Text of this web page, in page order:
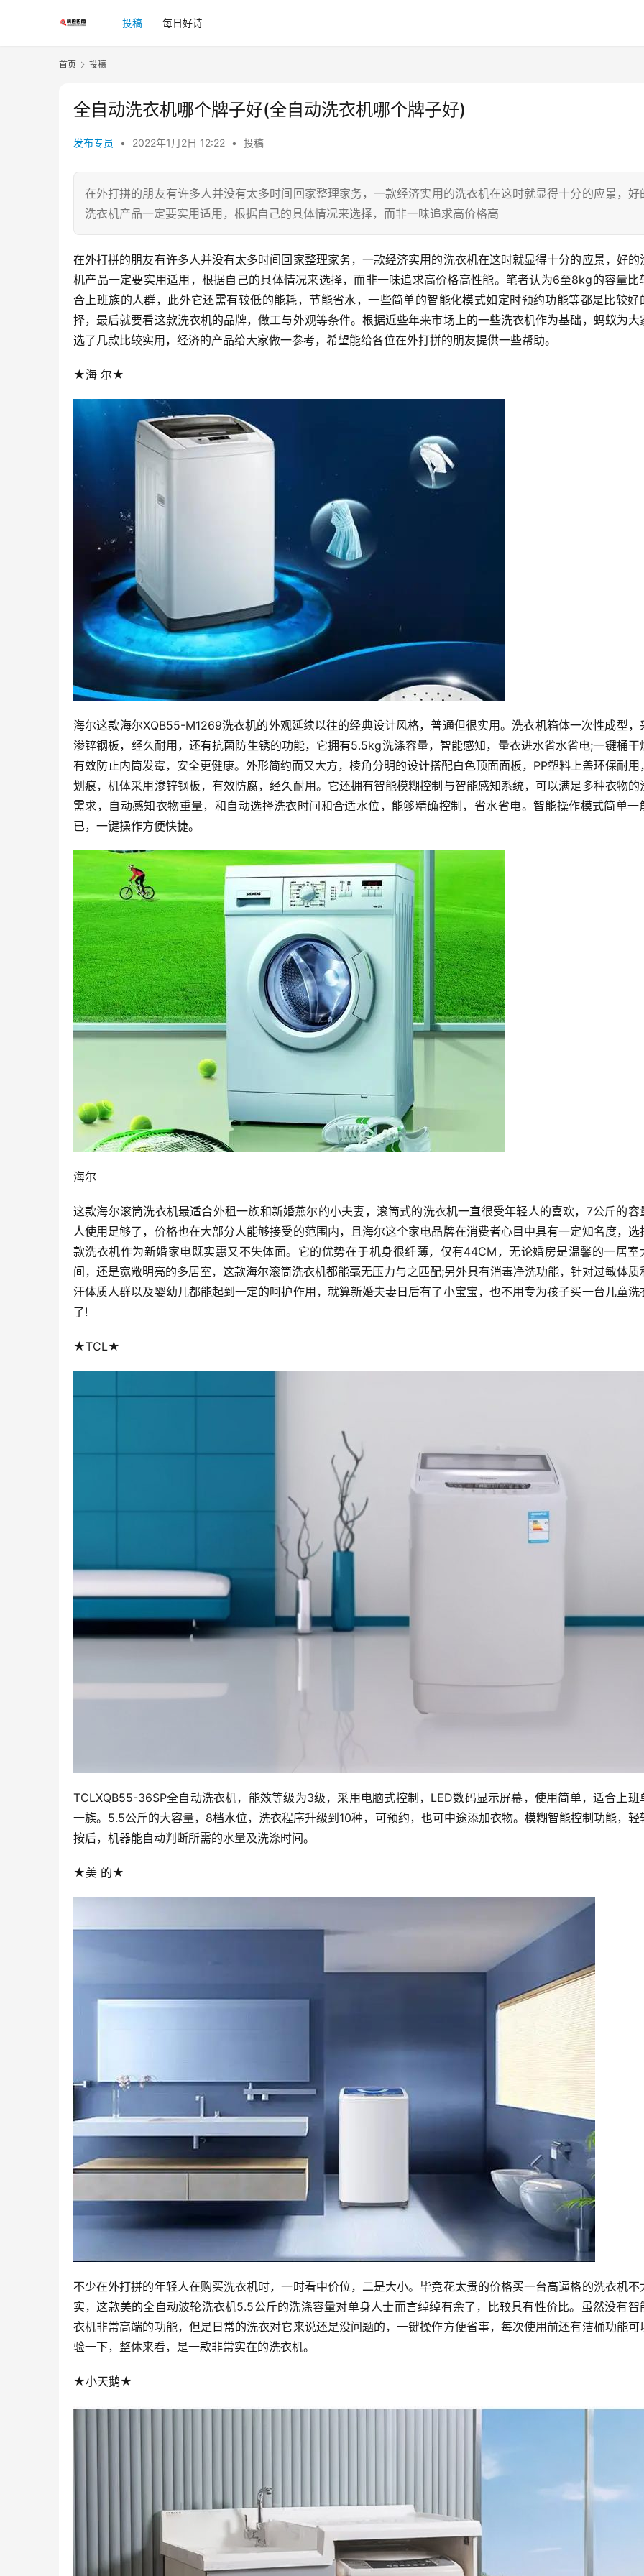
投稿 每日好诗
首页 投稿
全自动洗衣机哪个牌子好(全自动洗衣机哪个牌子好)
发布专员 • 2022年1月2日 12:22 • 投稿
在外打拼的朋友有许多人并没有太多时间回家整理家务，一款经济实用的洗衣机在这时就显得十分的应景，好
洗衣机产品一定要实用适用，根据自己的具体情况来选择，而非一味追求高价格高
在外打拼的朋友有许多人并没有太多时间回家整理家务，一款经济实用的洗衣机在这时就显得十分的应景，好的
机产品一定要实用适用，根据自己的具体情况来选择，而非一味追求高价格高性能。笔者认为6至8kg的容量比
合上班族的人群，此外它还需有较低的能耗，节能省水，一些简单的智能化模式如定时预约功能等都是比较好
择，最后就要看这款洗衣机的品牌，做工与外观等条件。根据近些年来市场上的一些洗衣机作为基础，蚂蚁为大
选了几款比较实用，经济的产品给大家做一参考，希望能给各位在外打拼的朋友提供一些帮助。
★海 尔★
海尔这款海尔XQB55-M1269洗衣机的外观延续以往的经典设计风格，普通但很实用。洗衣机箱体一次性成型，
渗锌钢板，经久耐用，还有抗菌防生锈的功能，它拥有5.5kg洗涤容量，智能感知，量衣进水省水省电;一键桶干
有效防止内筒发霉，安全更健康。外形简约而又大方，棱角分明的设计搭配白色顶面面板，PP塑料上盖环保耐用
划痕，机体采用渗锌钢板，有效防腐，经久耐用。它还拥有智能模糊控制与智能感知系统，可以满足多种衣物的
需求，自动感知衣物重量，和自动选择洗衣时间和合适水位，能够精确控制，省水省电。智能操作模式简单一
已，一键操作方便快捷。
海尔
这款海尔滚筒洗衣机最适合外租一族和新婚燕尔的小夫妻，滚筒式的洗衣机一直很受年轻人的喜欢，7公斤的容
人使用足够了，价格也在大部分人能够接受的范围内，且海尔这个家电品牌在消费者心目中具有一定知名度，选
款洗衣机作为新婚家电既实惠又不失体面。它的优势在于机身很纤薄，仅有44CM，无论婚房是温馨的一居室
间，还是宽敞明亮的多居室，这款海尔滚筒洗衣机都能毫无压力与之匹配;另外具有消毒净洗功能，针对过敏体质
汗体质人群以及婴幼儿都能起到一定的呵护作用，就算新婚夫妻日后有了小宝宝，也不用专为孩子买一台儿童洗
了!
★TCL★
TCLXQB55-36SP全自动洗衣机，能效等级为3级，采用电脑式控制，LED数码显示屏幕，使用简单，适合上班
一族。5.5公斤的大容量，8档水位，洗衣程序升级到10种，可预约，也可中途添加衣物。模糊智能控制功能，轻
按后，机器能自动判断所需的水量及洗涤时间。
★美 的★
不少在外打拼的年轻人在购买洗衣机时，一时看中价位，二是大小。毕竟花太贵的价格买一台高逼格的洗衣机不
实，这款美的全自动波轮洗衣机5.5公斤的洗涤容量对单身人士而言绰绰有余了，比较具有性价比。虽然没有智
衣机非常高端的功能，但是日常的洗衣对它来说还是没问题的，一键操作方便省事，每次使用前还有洁桶功能可
验一下，整体来看，是一款非常实在的洗衣机。
★小天鹅★